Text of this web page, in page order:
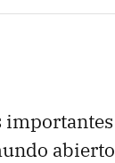
importantes
abierto